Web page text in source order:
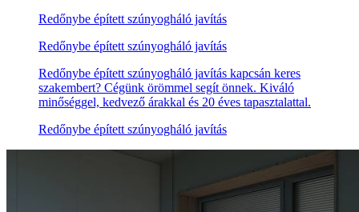
Redőnybe épített szúnyogháló javítás
Redőnybe épített szúnyogháló javítás
Redőnybe épített szúnyogháló javítás kapcsán keres
szakembert? Cégünk örömmel segít önnek. Kiváló
minőséggel, kedvező árakkal és 20 éves tapasztalattal.
Redőnybe épített szúnyogháló javítás